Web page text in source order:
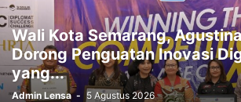
Wali Kota Semarang,
Dorong Penguatan Inovasi
yang...
Admin Lensa - 5 Agustus 2026